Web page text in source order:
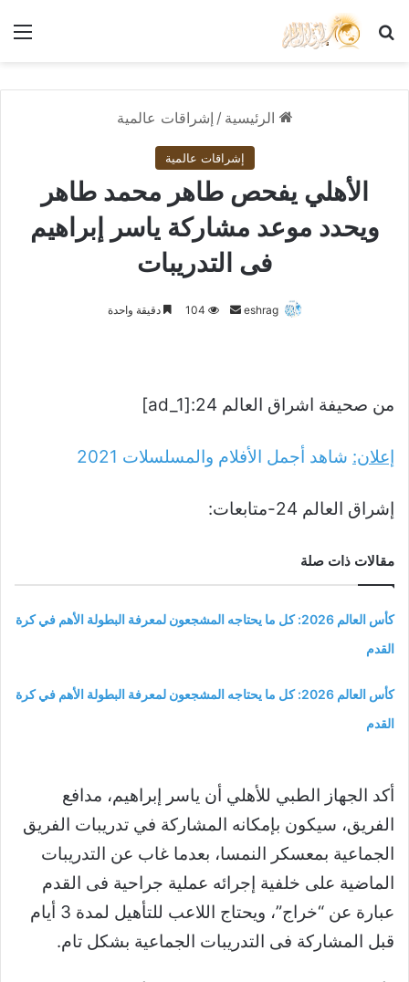
بحث عن
الرئيسية / إشراقات عالمية
إشراقات عالمية
الأهلي يفحص طاهر محمد طاهر
ويحدد موعد مشاركة ياسر إبراهيم
فى التدريبات
eshrag
أرسل 104 دقيقة واحدة
من صحيفة اشراق العالم 24:[ad_1]
إعلان: شاهد أجمل الأفلام والمسلسلات 2021
إشراق العالم 24-متابعات:
مقالات ذات صلة
كأس العالم 2026: كل ما يحتاجه المشجعون لمعرفة البطولة الأهم في كرة
القدم
كأس العالم 2026: كل ما يحتاجه المشجعون لمعرفة البطولة الأهم في كرة
القدم
أكد الجهاز الطبي للأهلي أن ياسر إبراهيم، مدافع
الفريق، سيكون بإمكانه المشاركة في تدريبات الفريق
الجماعية بمعسكر النمسا، بعدما غاب عن التدريبات
الماضية على خلفية إجرائه عملية جراحية فى القدم
عبارة عن “خراج”، ويحتاج اللاعب للتأهيل لمدة 3 أيام
قبل المشاركة فى التدريبات الجماعية بشكل تام.